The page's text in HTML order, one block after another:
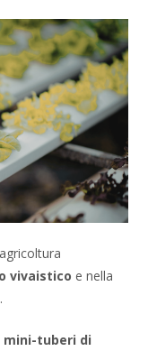
vivaistico e nella
mini-tuberi di